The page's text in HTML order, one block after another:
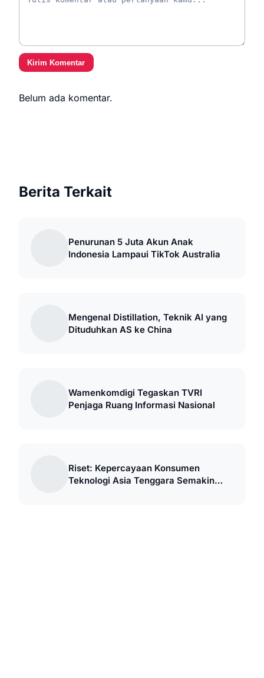
Kirim Komentar
Belum ada komentar.
Berita Terkait
Penurunan 5 Juta Akun Anak
Indonesia Lampaui TikTok Australia
Mengenal Distillation, Teknik AI yang
Dituduhkan AS ke China
Wamenkomdigi Tegaskan TVRI
Penjaga Ruang Informasi Nasional
Riset: Kepercayaan Konsumen
Teknologi Asia Tenggara Semakin